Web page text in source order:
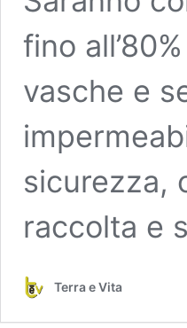
fino
vasche e
sicurezza,
raccolta e
Terra e Vita